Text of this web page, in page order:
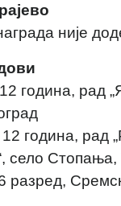
није
година, рад
година, рад
село Стопања,
разред,